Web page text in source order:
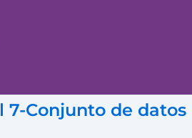
7-Conjunto de datos